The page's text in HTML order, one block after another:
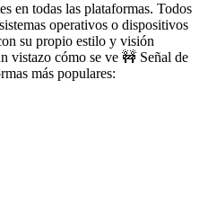
en todas las plataformas. Todos
operativos o dispositivos
su propio estilo y visión
vistazo cómo se ve 🚧 Señal de
más populares: